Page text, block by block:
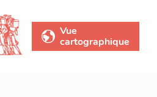
Vue
cartographique